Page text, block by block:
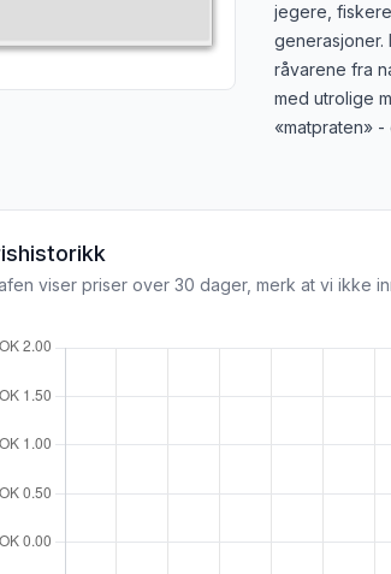
jegere,
generasjoner.
råvarene fra
med utrolige
«matpraten»
viser priser over 30 dager, merk at vi ikke